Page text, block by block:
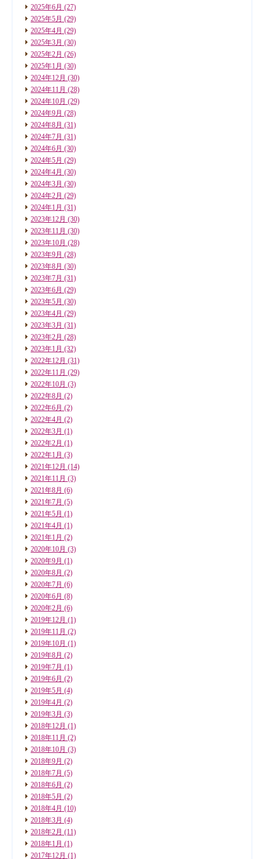
2025年6月 (27)
2025年5月 (29)
2025年4月 (29)
2025年3月 (30)
2025年2月 (26)
2025年1月 (30)
2024年12月 (30)
2024年11月 (28)
2024年10月 (29)
2024年9月 (28)
2024年8月 (31)
2024年7月 (31)
2024年6月 (30)
2024年5月 (29)
2024年4月 (30)
2024年3月 (30)
2024年2月 (29)
2024年1月 (31)
2023年12月 (30)
2023年11月 (30)
2023年10月 (28)
2023年9月 (28)
2023年8月 (30)
2023年7月 (31)
2023年6月 (29)
2023年5月 (30)
2023年4月 (29)
2023年3月 (31)
2023年2月 (28)
2023年1月 (32)
2022年12月 (31)
2022年11月 (29)
2022年10月 (3)
2022年8月 (2)
2022年6月 (2)
2022年4月 (2)
2022年3月 (1)
2022年2月 (1)
2022年1月 (3)
2021年12月 (14)
2021年11月 (3)
2021年8月 (6)
2021年7月 (5)
2021年5月 (1)
2021年4月 (1)
2021年1月 (2)
2020年10月 (3)
2020年9月 (1)
2020年8月 (2)
2020年7月 (6)
2020年6月 (8)
2020年2月 (6)
2019年12月 (1)
2019年11月 (2)
2019年10月 (1)
2019年8月 (2)
2019年7月 (1)
2019年6月 (2)
2019年5月 (4)
2019年4月 (2)
2019年3月 (3)
2018年12月 (1)
2018年11月 (2)
2018年10月 (3)
2018年9月 (2)
2018年7月 (5)
2018年6月 (2)
2018年5月 (2)
2018年4月 (10)
2018年3月 (4)
2018年2月 (11)
2018年1月 (1)
2017年12月 (1)